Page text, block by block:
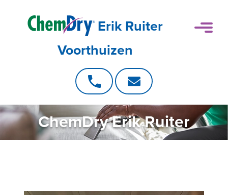
Erik Ruiter
Voorthuizen
ChemDry Erik Ruiter